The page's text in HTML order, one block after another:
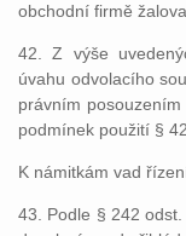
obchodní firmě
42. Z výše
úvahu odvolacího
právním
podmínek použití §
K námitkám vad
43. Podle § 242